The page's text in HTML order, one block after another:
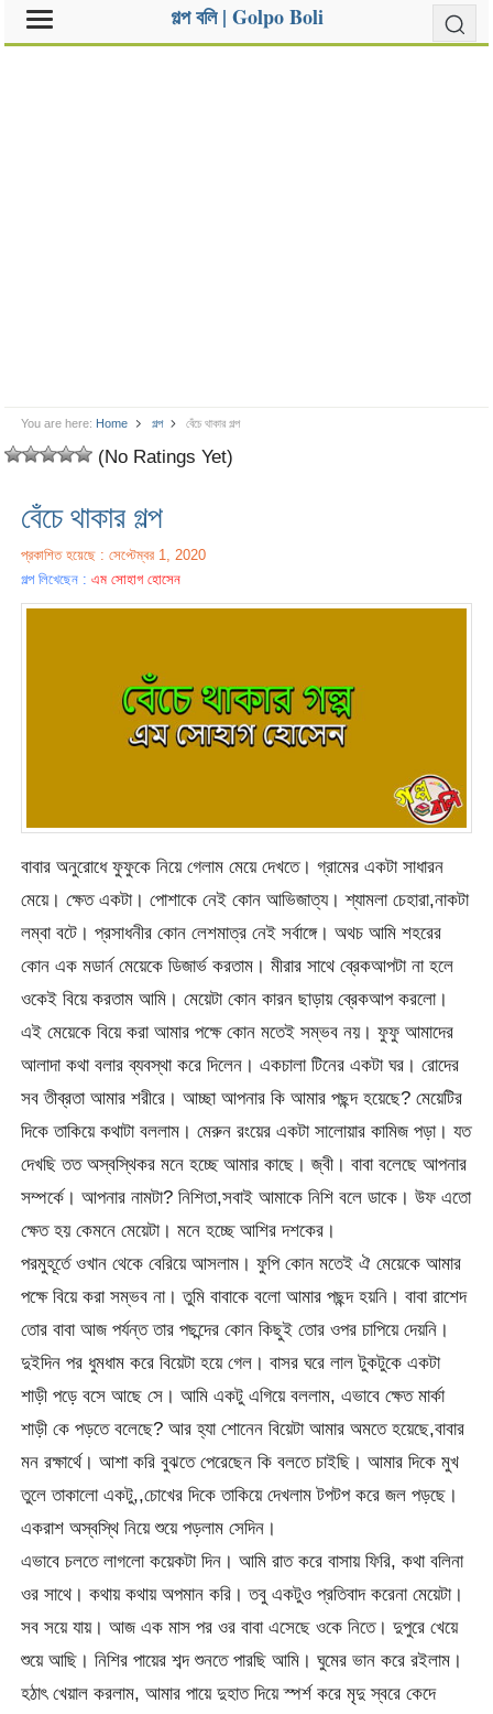
গল্প বলি | Golpo Boli
You are here: Home গল্প বেঁচে থাকার গল্প
(No Ratings Yet)
বেঁচে থাকার গল্প
প্রকাশিত হয়েছে : সেপ্টেম্বর 1, 2020
গল্প লিখেছেন :এম সোহাগ হোসেন
বাবার অনুরোধে ফুফুকে নিয়ে গেলাম মেয়ে দেখতে। গ্রামের একটা সাধারন
মেয়ে। ক্ষেত একটা। পোশাকে নেই কোন আভিজাত্য। শ্যামলা চেহারা,নাকটা
লম্বা বটে। প্রসাধনীর কোন লেশমাত্র নেই সর্বাঙ্গে। অথচ আমি শহরের
কোন এক মডার্ন মেয়েকে ডিজার্ভ করতাম। মীরার সাথে ব্রেকআপটা না হলে
ওকেই বিয়ে করতাম আমি। মেয়েটা কোন কারন ছাড়ায় ব্রেকআপ করলো।
এই মেয়েকে বিয়ে করা আমার পক্ষে কোন মতেই সম্ভব নয়। ফুফু আমাদের
আলাদা কথা বলার ব্যবস্থা করে দিলেন। একচালা টিনের একটা ঘর। রোদের
সব তীব্রতা আমার শরীরে। আচ্ছা আপনার কি আমার পছন্দ হয়েছে? মেয়েটির
দিকে তাকিয়ে কথাটা বললাম। মেরুন রংয়ের একটা সালোয়ার কামিজ পড়া। যত
দেখছি তত অস্বস্থিকর মনে হচ্ছে আমার কাছে। জ্বী। বাবা বলেছে আপনার
সম্পর্কে। আপনার নামটা? নিশিতা,সবাই আমাকে নিশি বলে ডাকে। উফ এতো
ক্ষেত হয় কেমনে মেয়েটা। মনে হচ্ছে আশির দশকের।
পরমুহূর্তে ওখান থেকে বেরিয়ে আসলাম। ফুপি কোন মতেই ঐ মেয়েকে আমার
পক্ষে বিয়ে করা সম্ভব না। তুমি বাবাকে বলো আমার পছন্দ হয়নি। বাবা রাশেদ
তোর বাবা আজ পর্যন্ত তার পছন্দের কোন কিছুই তোর ওপর চাপিয়ে দেয়নি।
দুইদিন পর ধুমধাম করে বিয়েটা হয়ে গেল। বাসর ঘরে লাল টুকটুকে একটা
শাড়ী পড়ে বসে আছে সে। আমি একটু এগিয়ে বললাম, এভাবে ক্ষেত মার্কা
শাড়ী কে পড়তে বলেছে? আর হ্যা শোনেন বিয়েটা আমার অমতে হয়েছে,বাবার
মন রক্ষার্থে। আশা করি বুঝতে পেরেছেন কি বলতে চাইছি। আমার দিকে মুখ
তুলে তাকালো একটু,,চোখের দিকে তাকিয়ে দেখলাম টপটপ করে জল পড়ছে।
একরাশ অস্বস্থি নিয়ে শুয়ে পড়লাম সেদিন।
এভাবে চলতে লাগলো কয়েকটা দিন। আমি রাত করে বাসায় ফিরি, কথা বলিনা
ওর সাথে। কথায় কথায় অপমান করি। তবু একটুও প্রতিবাদ করেনা মেয়েটা।
সব সয়ে যায়। আজ এক মাস পর ওর বাবা এসেছে ওকে নিতে। দুপুরে খেয়ে
শুয়ে আছি। নিশির পায়ের শব্দ শুনতে পারছি আমি। ঘুমের ভান করে রইলাম।
হঠাৎ খেয়াল করলাম, আমার পায়ে দুহাত দিয়ে স্পর্শ করে মৃদু স্বরে কেদে